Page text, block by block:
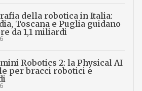
della robotica in Italia:
Toscana e Puglia guidano
da 1,1 miliardi
Robotics 2: la Physical AI
per bracci robotici e